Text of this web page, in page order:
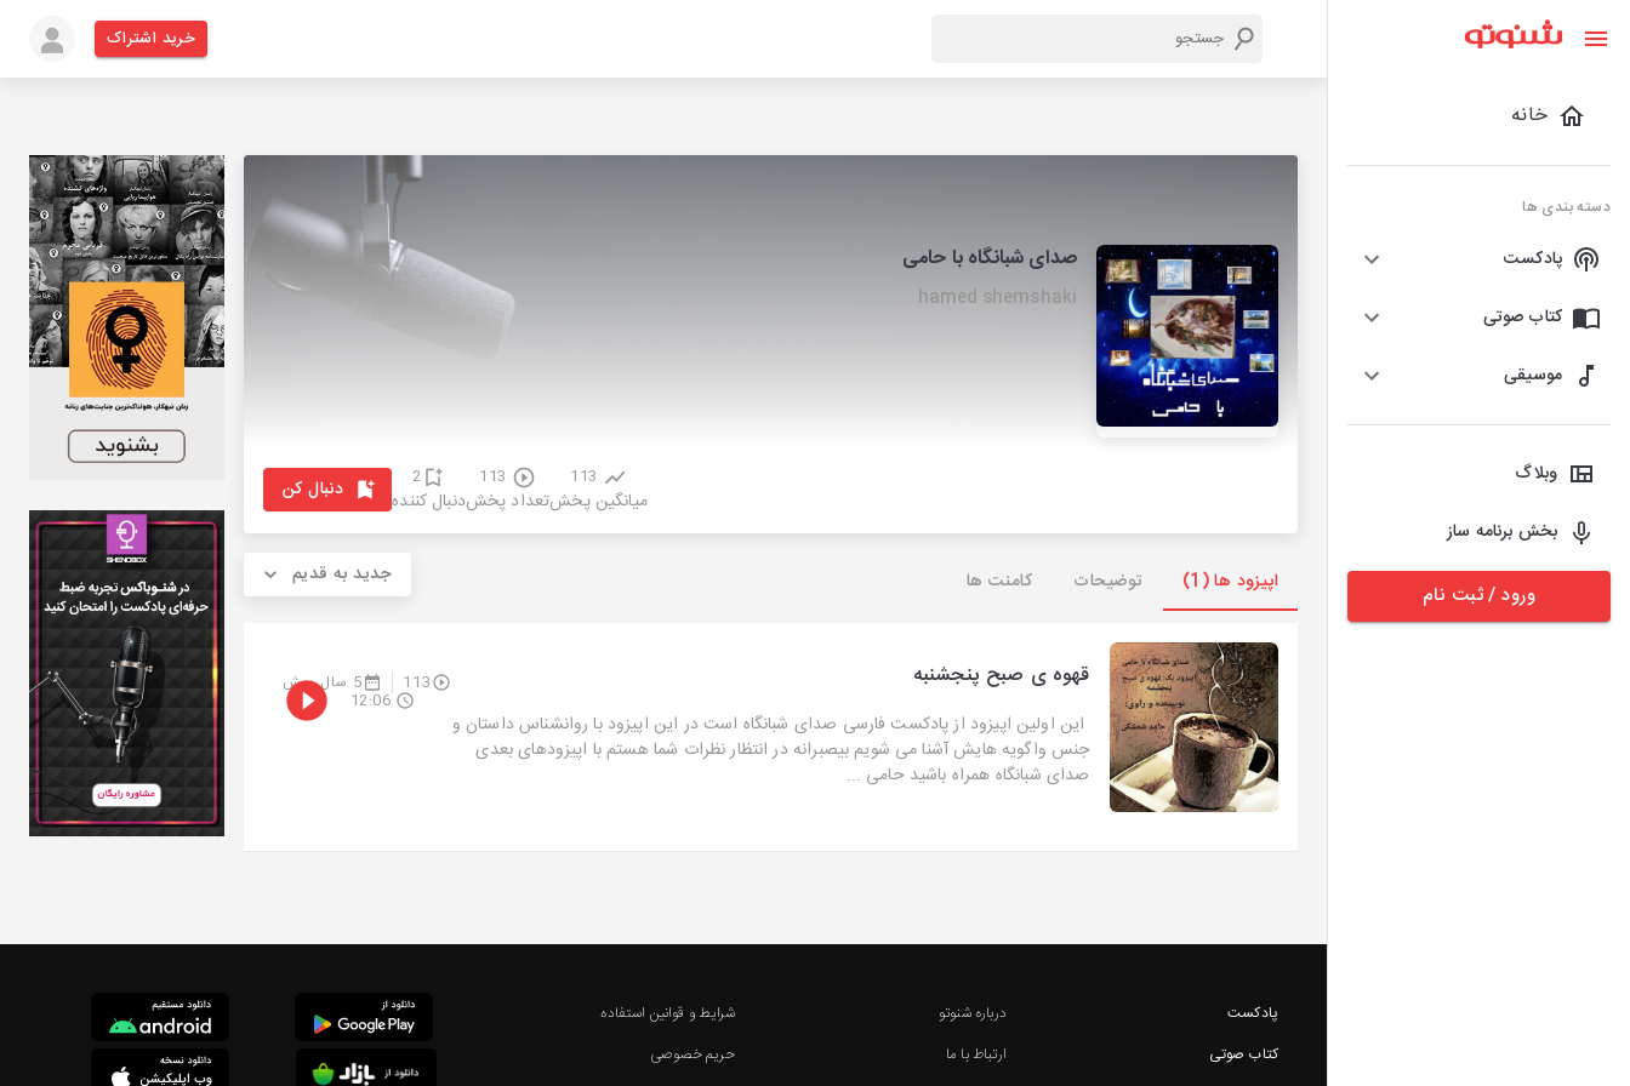
خانه
دسته بندی ها
پادکست
کتاب صوتی
موسیقی
وبلاگ
بخش برنامه ساز
ورود / ثبت نام
خرید اشتراک
صدای شبانگاه با حامی
hamed shemshaki
113
میانگین پخش
113
تعداد پخش
2
دنبال کننده دنبال کن
اپیزود ها (1) توضیحات کامنت ها جدید به قدیم
قهوه ی صبح پنجشنبه 113 5 سال پیش
این اولین اپیزود از پادکست فارسی صدای شبانگاه است در این اپیزود با روانشناس داستان و
جنس واگویه هایش آشنا می شویم بیصبرانه در انتظار نظرات شما هستم با اپیزودهای بعدی
صدای شبانگاه همراه باشید حامی ...
12:06
پادکست
کتاب صوتی
درباره شنوتو
ارتباط با ما
شرایط و قوانین استفاده
حریم خصوصی